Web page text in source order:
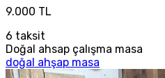
9.000 TL
6 taksit
Doğal ahsap çalışma masa
doğal ahşap masa